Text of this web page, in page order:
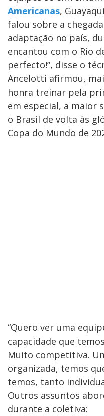
Americanas,
falou sobre a
adaptação no país,
encantou com o Rio
perfecto!”, disse o
Ancelotti afirmou,
honra treinar pela
em especial, a maior
o Brasil de volta às
Copa do Mundo de
“Quero ver uma
capacidade que
Muito competitiva.
organizada, temos
temos, tanto
Outros assuntos
durante a coletiva: